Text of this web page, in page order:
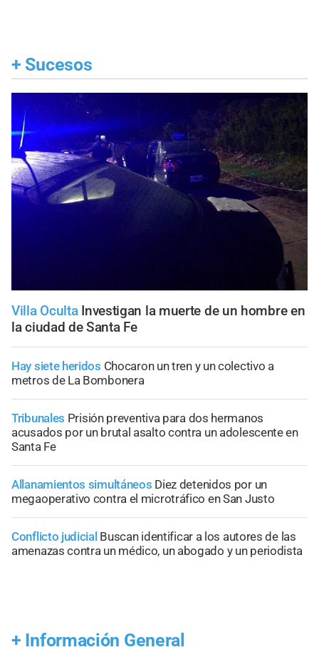
+ Sucesos
Villa Oculta Investigan la muerte de un hombre en
la ciudad de Santa Fe
Hay siete heridos Chocaron un tren y un colectivo a
metros de La Bombonera
Tribunales Prisión preventiva para dos hermanos
acusados por un brutal asalto contra un adolescente en
Santa Fe
Allanamientos simultáneos Diez detenidos por un
megaoperativo contra el microtráfico en San Justo
Conflicto judicial Buscan identificar a los autores de las
amenazas contra un médico, un abogado y un periodista
+ Información General